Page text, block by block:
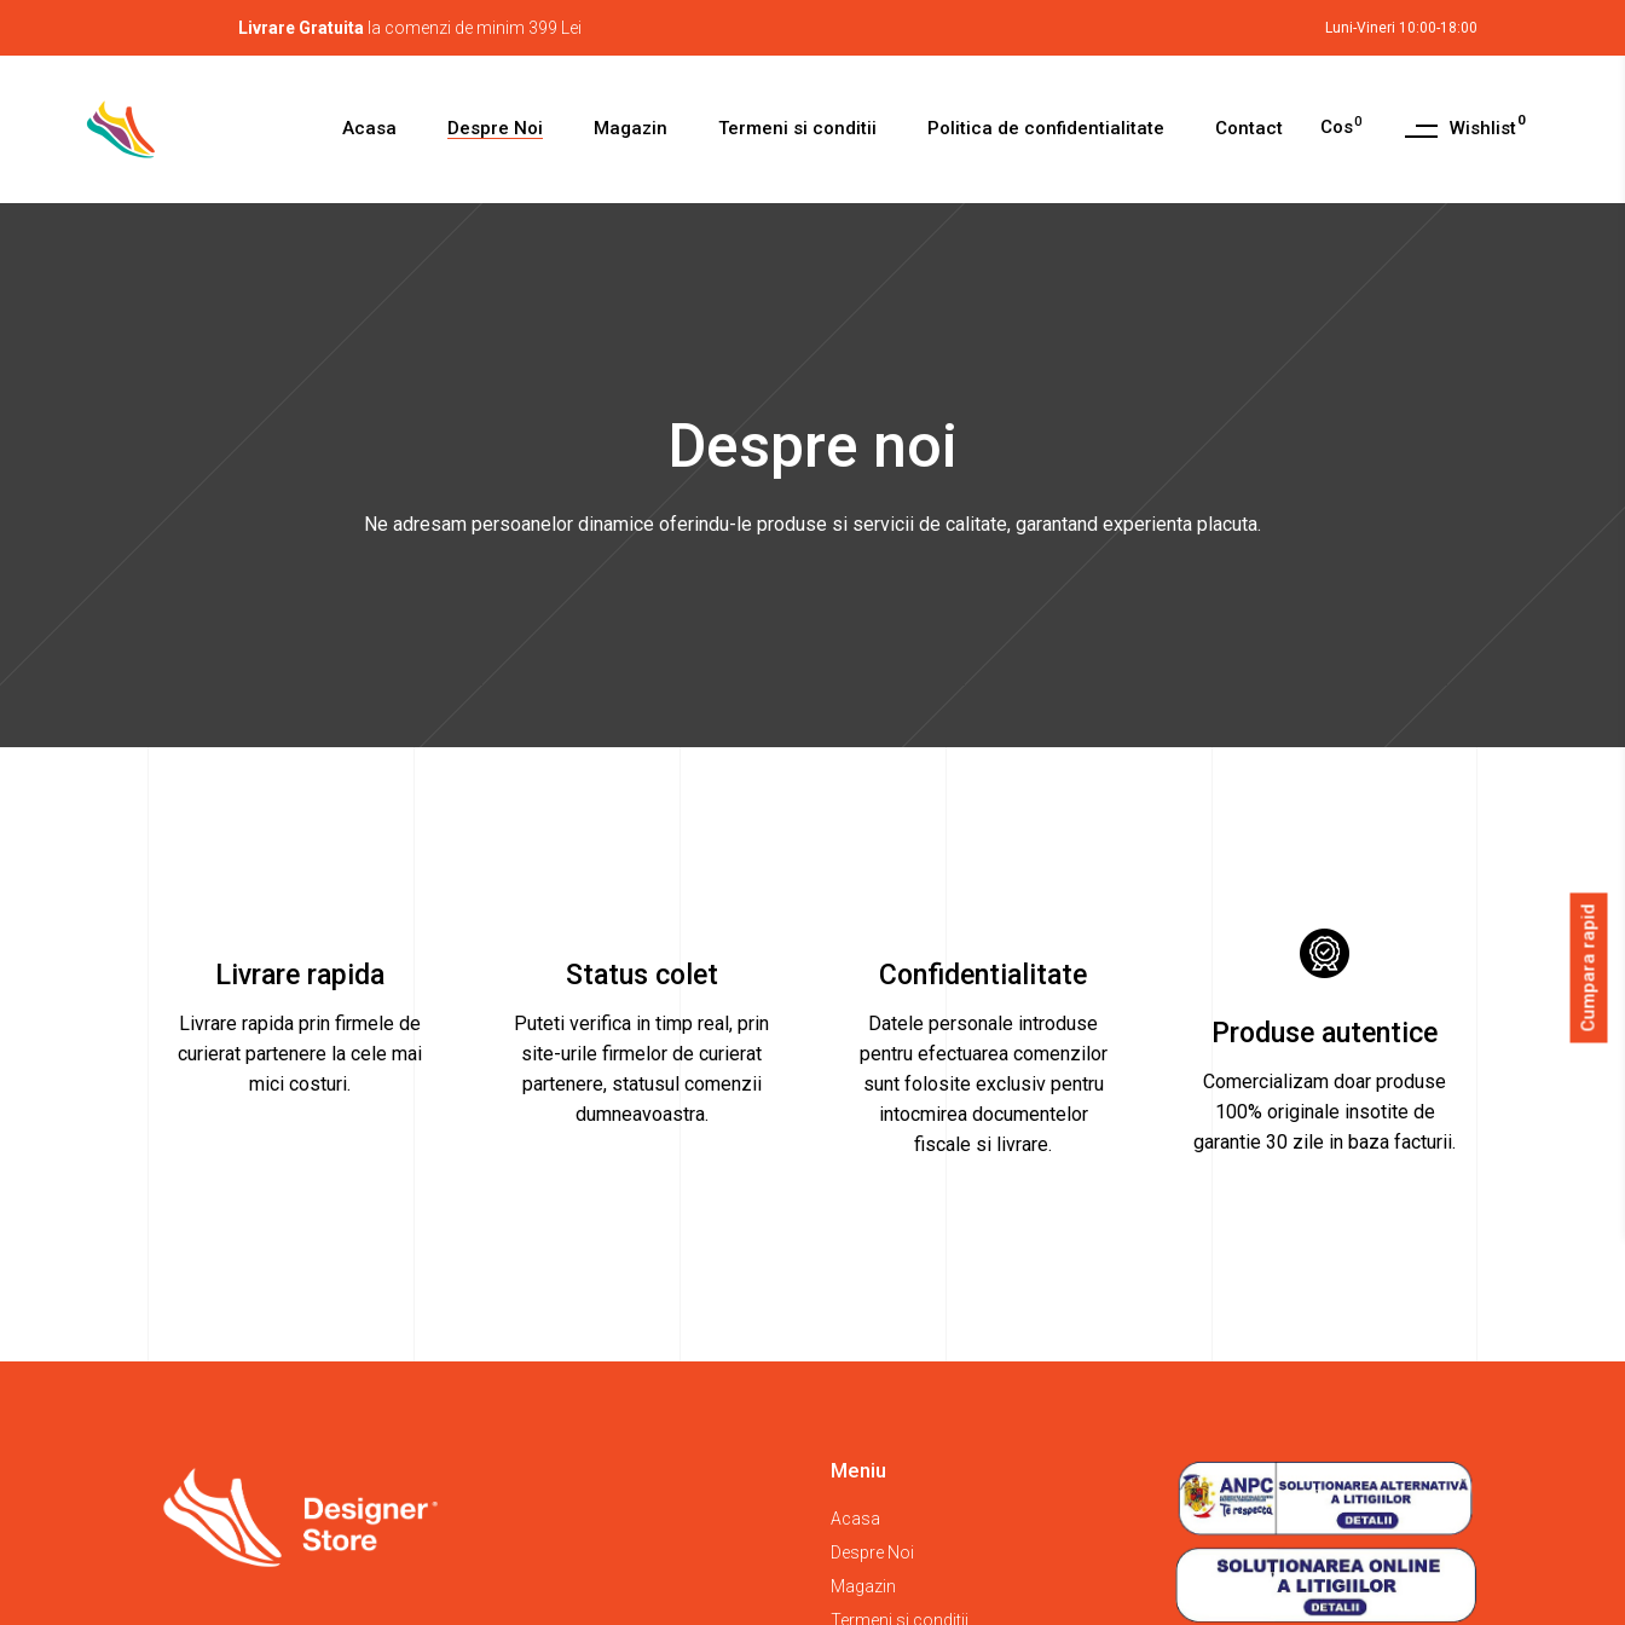
Cumpara rapid
Livrare Gratuita la comenzi de minim 399 Lei Luni-Vineri 10:00-18:00
Acasa Despre Noi Magazin Termeni si conditii Politica de confidentialitate Contact Cos0 Wishlist0
Despre noi
Ne adresam persoanelor dinamice oferindu-le produse si servicii de calitate, garantand experienta placuta.
Livrare rapida
Livrare rapida prin firmele de
curierat partenere la cele mai
mici costuri.
Status colet
Puteti verifica in timp real, prin
site-urile firmelor de curierat
partenere, statusul comenzii
dumneavoastra.
Confidentialitate
Datele personale introduse
pentru efectuarea comenzilor
sunt folosite exclusiv pentru
intocmirea documentelor
fiscale si livrare.
Produse autentice
Comercializam doar produse
100% originale insotite de
garantie 30 zile in baza facturii.
Meniu
Acasa
Despre Noi
Magazin
Termeni si conditii